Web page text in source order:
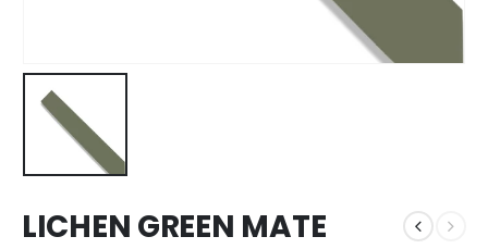
LICHEN GREEN MATE